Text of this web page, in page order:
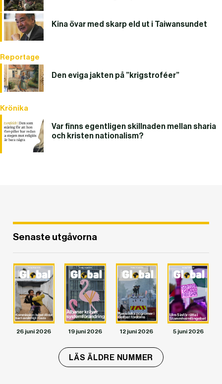
Kina övar med skarp eld ut i Taiwansundet
Reportage
Den eviga jakten på ”krigstroféer”
Krönika
Var finns egentligen skillnaden mellan sharia
och kristen nationalism?
Senaste utgåvorna
26 juni 2026 19 juni 2026 12 juni 2026 5 juni 2026
LÄS ÄLDRE NUMMER
DET GLOBALA PRESSTÖDET PRENUMERERA